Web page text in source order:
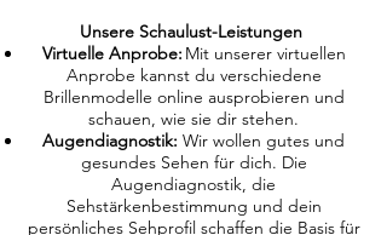
Unsere Schaulust-Leistungen
Virtuelle Anprobe: Mit unserer virtuellen
Anprobe kannst du verschiedene
Brillenmodelle online ausprobieren und
schauen, wie sie dir stehen.
Augendiagnostik: Wir wollen gutes und
gesundes Sehen für dich. Die
Augendiagnostik, die
Sehstärkenbestimmung und dein
persönliches Sehprofil schaffen die Basis für